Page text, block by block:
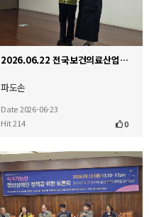
2026.06.22 전국보건의료산업노동조합 기금 전달식
파도손
Date 2026-06-23
Hit 214
0